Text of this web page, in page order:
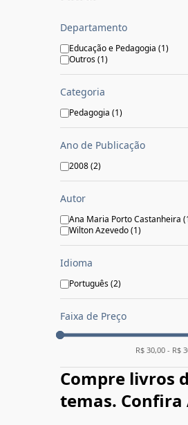
Departamento
Educação e Pedagogia (1)
Outros(1)
Categoria
Pedagogia (1)
Ano de Publicação
2008(2)
Autor
Ana Maria Porto Castanheira (
Wilton Azevedo(1)
Idioma
Português(2)
Faixa de Preço
R$ 30,00 - R$
Compre livros
temas. Confira